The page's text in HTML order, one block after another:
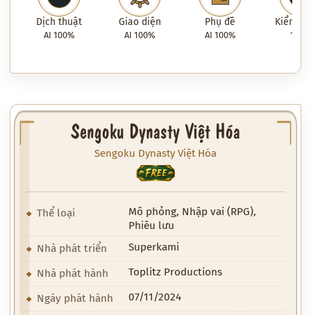
Dịch thuật
AI 100%
Giao diện
AI 100%
Phụ đề
AI 100%
Kiểm
100%
Sengoku Dynasty Việt Hóa
Sengoku Dynasty Việt Hóa
FREE
Thể loại
Mô phỏng, Nhập vai (RPG),
Phiêu lưu
Nhà phát triển
Superkami
Nhà phát hành Toplitz Productions
Ngày phát hành 07/11/2024